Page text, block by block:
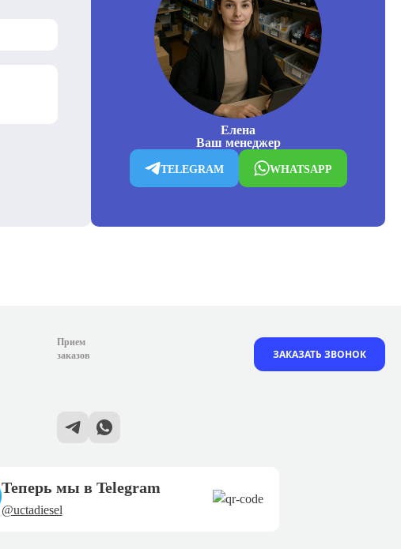
Елена
Ваш менеджер
TELEGRAM WHATSAPP
Прием
заказов
ЗАКАЗАТЬ ЗВОНОК
Теперь мы в Telegram
@uctadiesel